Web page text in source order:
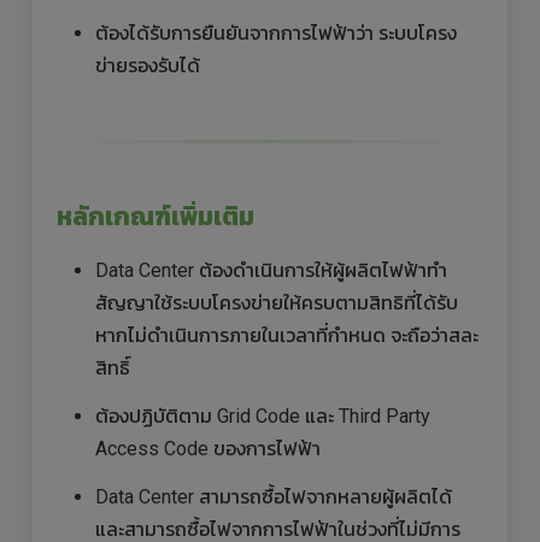
ต้องได้รับการยืนยันจากการไฟฟ้าว่า ระบบโครง
ข่ายรองรับได้
หลักเกณฑ์เพิ่มเติม
Data Center ต้องดำเนินการให้ผู้ผลิตไฟฟ้าทำ
สัญญาใช้ระบบโครงข่ายให้ครบตามสิทธิที่ได้รับ
หากไม่ดำเนินการภายในเวลาที่กำหนด จะถือว่าสละ
สิทธิ์
ต้องปฏิบัติตาม Grid Code และ Third Party
Access Code ของการไฟฟ้า
Data Center สามารถซื้อไฟจากหลายผู้ผลิตได้
และสามารถซื้อไฟจากการไฟฟ้าในช่วงที่ไม่มีการ